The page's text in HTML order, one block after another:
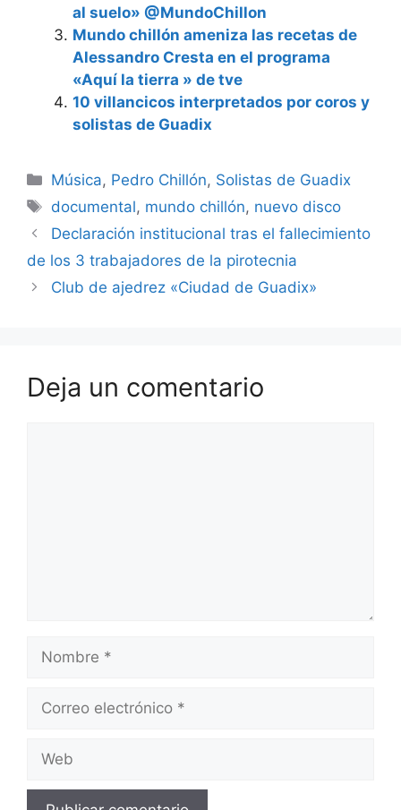
al suelo» @MundoChillon
Mundo chillón ameniza las recetas de
Alessandro Cresta en el programa
«Aquí la tierra » de tve
10 villancicos interpretados por coros y
solistas de Guadix
Categorías
Música, Pedro Chillón, Solistas de Guadix
Etiquetas
documental, mundo chillón, nuevo disco
Declaración institucional tras el fallecimiento
de los 3 trabajadores de la pirotecnia
Club de ajedrez «Ciudad de Guadix»
Deja un comentario
Nombre
Correo
Web